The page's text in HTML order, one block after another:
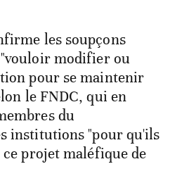
les soupçons
modifier ou
pour se maintenir
le FNDC, qui en
du
institutions "pour qu'ils
projet maléfique de